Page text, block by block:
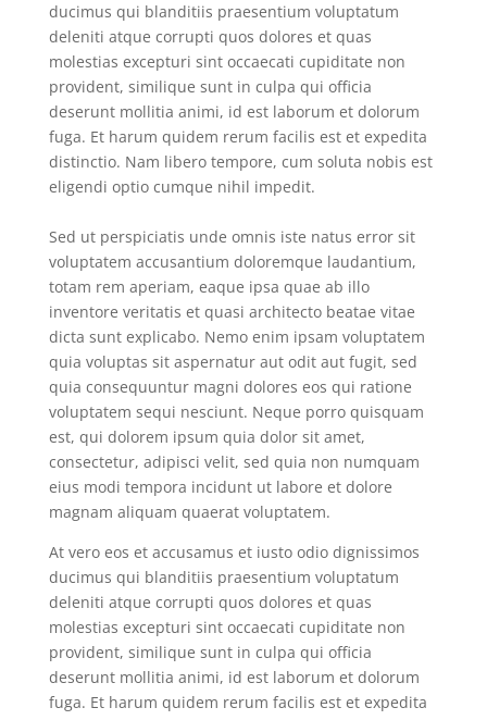
ducimus qui blanditiis praesentium voluptatum
deleniti atque corrupti quos dolores et quas
molestias excepturi sint occaecati cupiditate non
provident, similique sunt in culpa qui officia
deserunt mollitia animi, id est laborum et dolorum
fuga. Et harum quidem rerum facilis est et expedita
distinctio. Nam libero tempore, cum soluta nobis est
eligendi optio cumque nihil impedit.
Sed ut perspiciatis unde omnis iste natus error sit
voluptatem accusantium doloremque laudantium,
totam rem aperiam, eaque ipsa quae ab illo
inventore veritatis et quasi architecto beatae vitae
dicta sunt explicabo. Nemo enim ipsam voluptatem
quia voluptas sit aspernatur aut odit aut fugit, sed
quia consequuntur magni dolores eos qui ratione
voluptatem sequi nesciunt. Neque porro quisquam
est, qui dolorem ipsum quia dolor sit amet,
consectetur, adipisci velit, sed quia non numquam
eius modi tempora incidunt ut labore et dolore
magnam aliquam quaerat voluptatem.
At vero eos et accusamus et iusto odio dignissimos
ducimus qui blanditiis praesentium voluptatum
deleniti atque corrupti quos dolores et quas
molestias excepturi sint occaecati cupiditate non
provident, similique sunt in culpa qui officia
deserunt mollitia animi, id est laborum et dolorum
fuga. Et harum quidem rerum facilis est et expedita